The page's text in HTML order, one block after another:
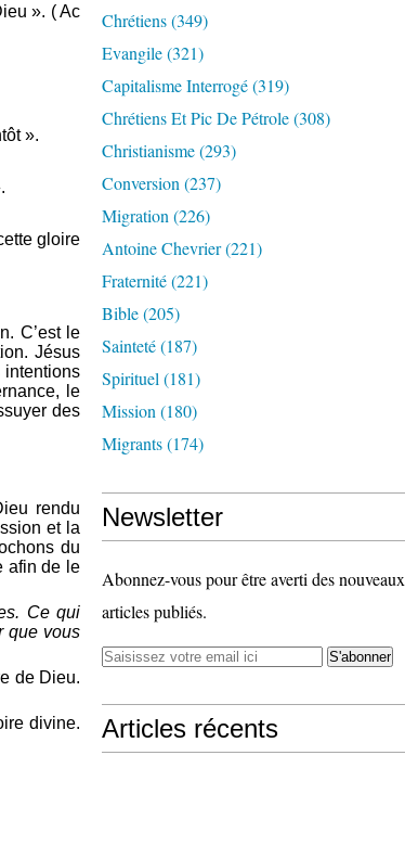
». ( Ac
».
gloire
C’est le
Jésus
intentions
le
des
rendu
et la
du
afin de le
Ce qui
que vous
de Dieu.
divine.
Chrétiens(349)
Evangile(321)
Capitalisme Interrogé(319)
Chrétiens Et Pic De Pétrole(308)
Christianisme(293)
Conversion (237)
Migration (226)
Antoine Chevrier(221)
Fraternité(221)
Bible(205)
Sainteté(187)
Spirituel (181)
Mission (180)
Migrants(174)
Newsletter
Abonnez-vous pour être averti des nouveaux
articles publiés.
Articles récents